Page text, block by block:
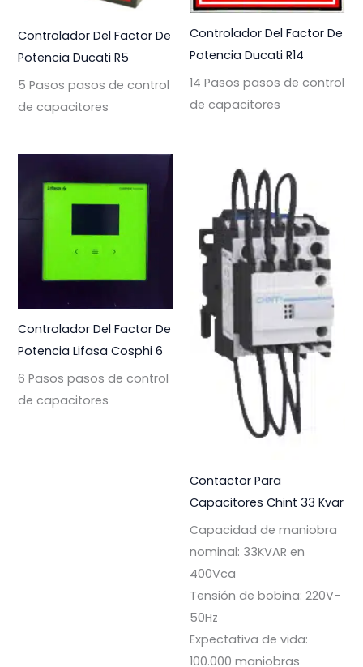
Controlador Del Factor De
Potencia Ducati R5
5 Pasos pasos de control
de capacitores
Controlador Del Factor De
Potencia Ducati R14
14 Pasos pasos de control
de capacitores
Controlador Del Factor De
Potencia Lifasa Cosphi 6
6 Pasos pasos de control
de capacitores
Contactor Para
Capacitores Chint 33 Kvar
Capacidad de maniobra
nominal: 33KVAR en
400Vca
Tensión de bobina: 220V-
50Hz
Expectativa de vida:
100.000 maniobras